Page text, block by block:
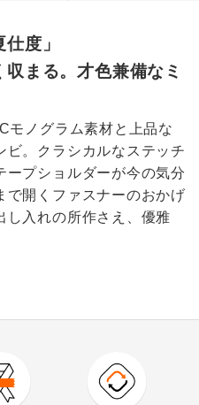
度」
まる。才色兼備なミ
モノグラム素材と上品な
ビ。クラシカルなステッチ
ープショルダーが今の気分
で開くファスナーのおかげ
し入れの所作さえ、優雅